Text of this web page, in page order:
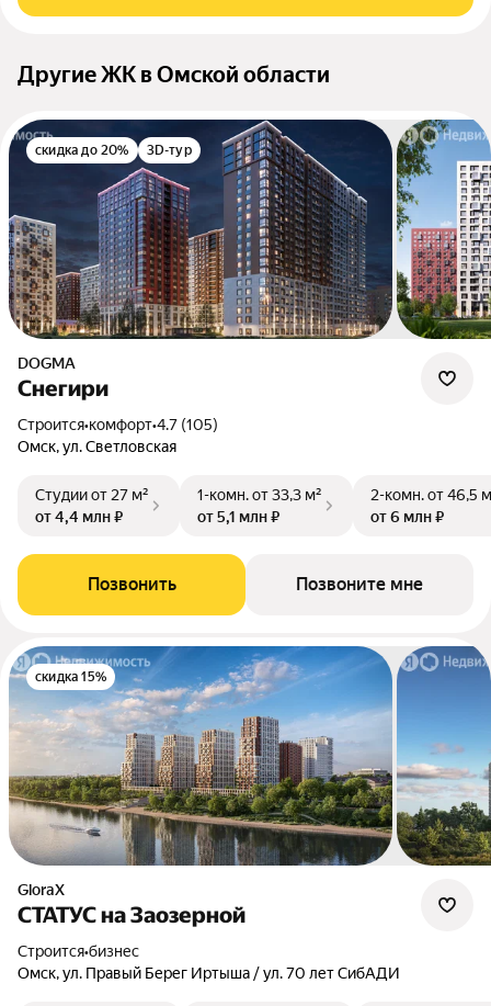
Другие ЖК в Омской области
скидка до 20% 3D-тур
DOGMA
Снегири
Строится•комфорт•4.7 (105)
Омск, ул. Светловская
Студииот 27 м²
от 4,4 млн ₽
1-комн.от 33,3 м²
от 5,1 млн ₽
2-комн.от 46,5
от 6 млн ₽
Позвонить Позвоните мне
скидка 15%
GloraX
СТАТУС на Заозерной
Строится•бизнес
Омск, ул. Правый Берег Иртыша / ул. 70 лет СибАДИ